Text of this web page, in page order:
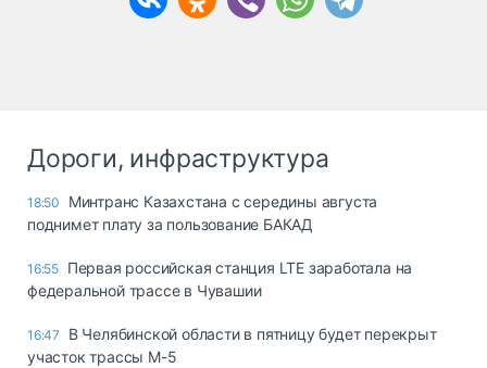
Дороги, инфраструктура
18:50
Минтранс Казахстана с середины августа
поднимет плату за пользование БАКАД
16:55 Первая российская станция LTE заработала на
федеральной трассе в Чувашии
16:47
В Челябинской области в пятницу будет перекрыт
участок трассы М-5